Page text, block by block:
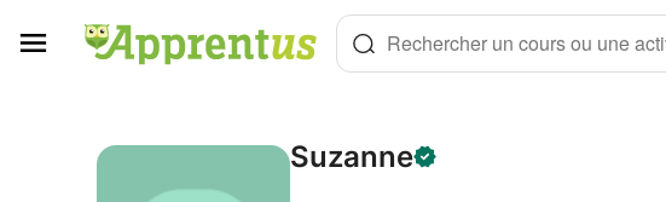
Rechercher un cours ou une
Suzanne